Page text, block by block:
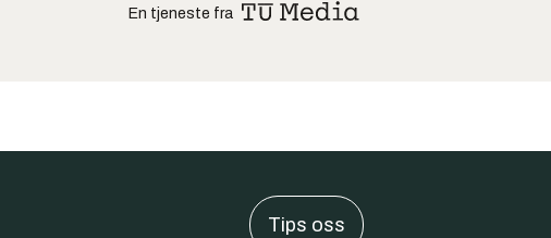
En tjeneste fra
Tips oss